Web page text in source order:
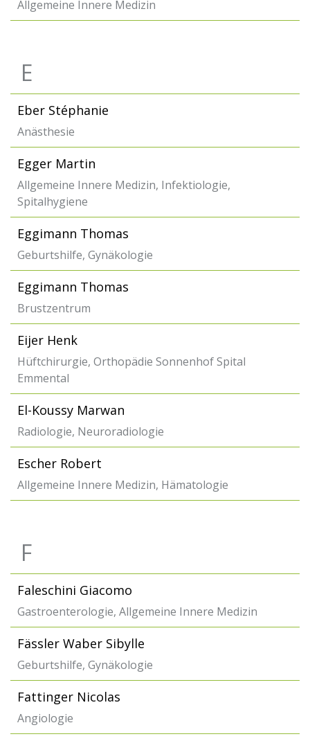
Allgemeine Innere Medizin
E
Eber Stéphanie
Anästhesie
Egger Martin
Allgemeine Innere Medizin, Infektiologie,
Spitalhygiene
Eggimann Thomas
Geburtshilfe, Gynäkologie
Eggimann Thomas
Brustzentrum
Eijer Henk
Hüftchirurgie, Orthopädie Sonnenhof Spital
Emmental
El-Koussy Marwan
Radiologie, Neuroradiologie
Escher Robert
Allgemeine Innere Medizin, Hämatologie
F
Faleschini Giacomo
Gastroenterologie, Allgemeine Innere Medizin
Fässler Waber Sibylle
Geburtshilfe, Gynäkologie
Fattinger Nicolas
Angiologie